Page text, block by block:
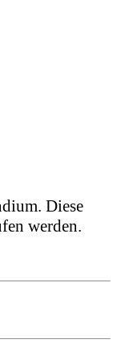
Diese
werden.